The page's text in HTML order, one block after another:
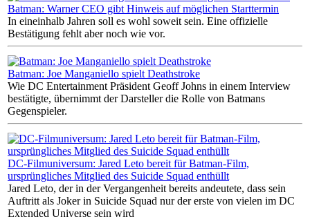
Batman: Warner CEO gibt Hinweis auf möglichen Starttermin
In eineinhalb Jahren soll es wohl soweit sein. Eine offizielle
Bestätigung fehlt aber noch wie vor.
Batman: Joe Manganiello spielt Deathstroke
Wie DC Entertainment Präsident Geoff Johns in einem Interview
bestätigte, übernimmt der Darsteller die Rolle von Batmans
Gegenspieler.
DC-Filmuniversum: Jared Leto bereit für Batman-Film,
ursprüngliches Mitglied des Suicide Squad enthüllt
Jared Leto, der in der Vergangenheit bereits andeutete, dass sein
Auftritt als Joker in Suicide Squad nur der erste von vielen im DC
Extended Universe sein wird